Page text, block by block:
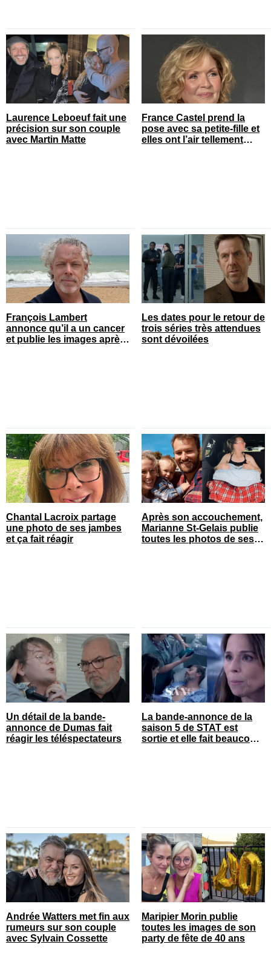
Laurence Leboeuf fait une
précision sur son couple
avec Martin Matte
France Castel prend la
pose avec sa petite-fille et
elles ont l’air tellement
François Lambert
annonce qu’il a un cancer
et publie les images après
Les dates pour le retour de
trois séries très attendues
sont dévoilées
Chantal Lacroix partage
une photo de ses jambes
et ça fait réagir
Après son accouchement,
Marianne St-Gelais publie
toutes les photos de ses
Un détail de la bande-
annonce de Dumas fait
réagir les téléspectateurs
La bande-annonce de la
saison 5 de STAT est
sortie et elle fait beaucoup
Andrée Watters met fin aux
rumeurs sur son couple
avec Sylvain Cossette
Maripier Morin publie
toutes les images de son
party de fête de 40 ans